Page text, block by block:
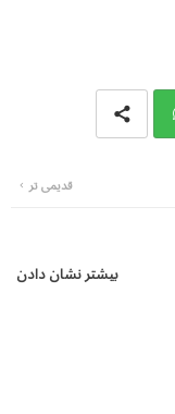
قدیمی تر
بیشتر نشان دادن